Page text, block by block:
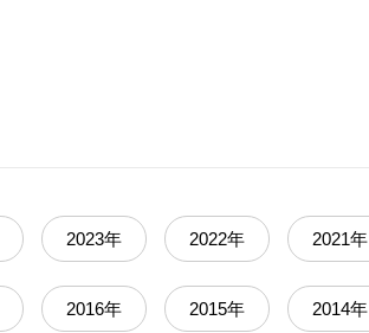
2023年 2022年 2021年
2016年 2015年 2014年